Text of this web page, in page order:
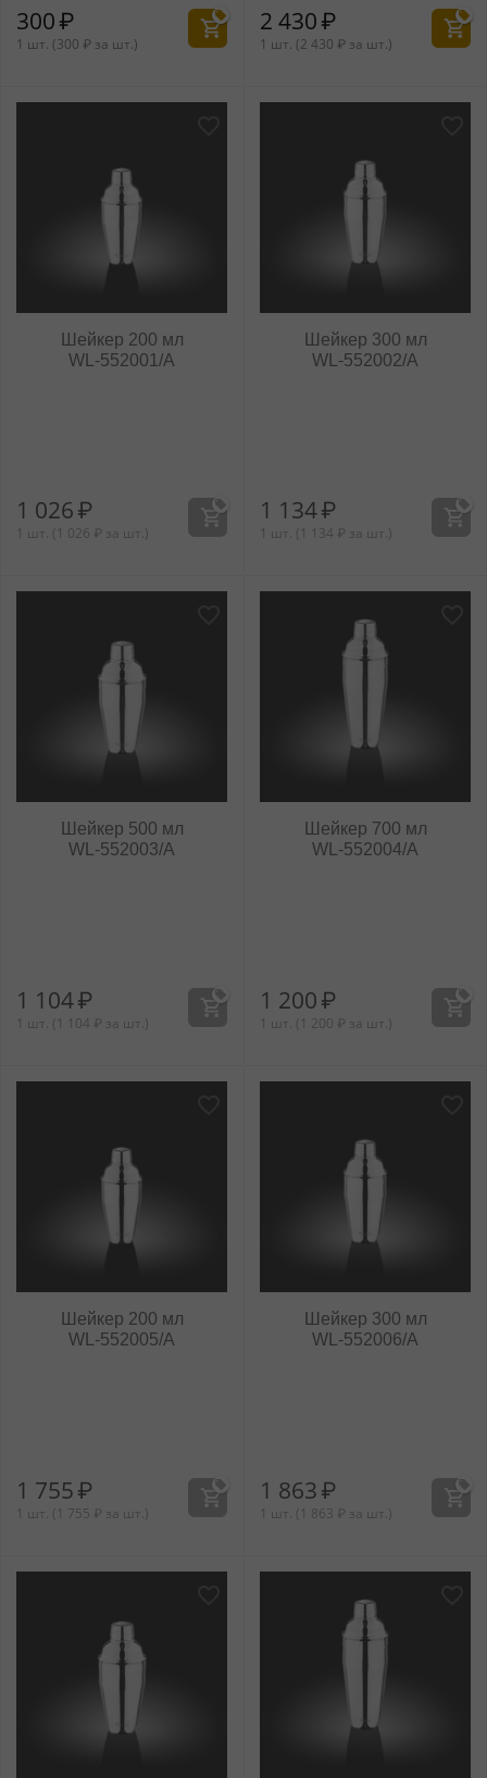
300₽
1 шт. (300 ₽ за шт.)
2 430₽
1 шт. (2 430 ₽ за шт.)
Шейкер 200 мл
WL‑552001/A
1 026₽
1 шт. ( 1 026 ₽ за шт.)
Шейкер 300 мл
WL‑552002/A
1 134₽
1 шт. ( 1 134 ₽ за шт.)
Шейкер 500 мл
WL‑552003/A
1 104₽
1 шт. ( 1 104 ₽ за шт.)
Шейкер 700 мл
WL‑552004/A
1 200₽
1 шт. ( 1 200 ₽ за шт.)
Шейкер 200 мл
WL‑552005/A
1 755₽
1 шт. ( 1 755 ₽ за шт.)
Шейкер 300 мл
WL‑552006/A
1 863₽
1 шт. ( 1 863 ₽ за шт.)